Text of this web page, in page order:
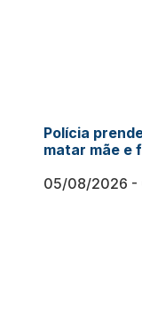
Polícia
matar mãe e
05/08/2026